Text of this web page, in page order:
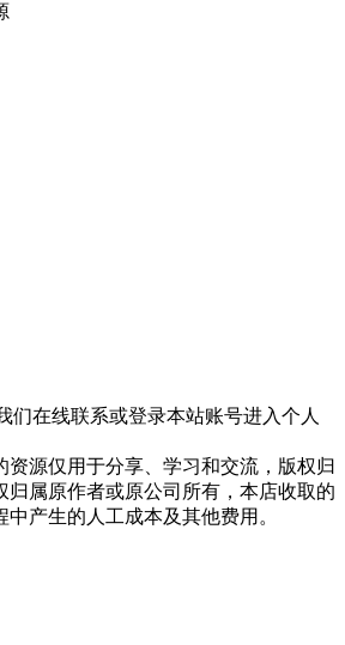
们在线联系或登录本站账号进入个人
资源仅用于分享、学习和交流，版权归
归属原作者或原公司所有，本店收取的
产生的人工成本及其他费用。